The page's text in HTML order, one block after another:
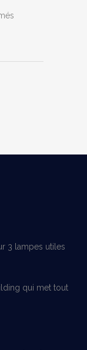
3 lampes utiles
qui met tout